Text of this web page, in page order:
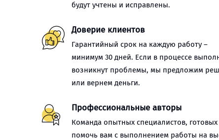
будут учтены и исправлены.
Доверие клиентов
Гарантийный срок на каждую работу –
минимум 30 дней. Если в процессе
возникнут проблемы, мы предложим
или вернем деньги.
Профессиональные авторы
Команда опытных специалистов, готовых
помочь вам с выполнением работы на